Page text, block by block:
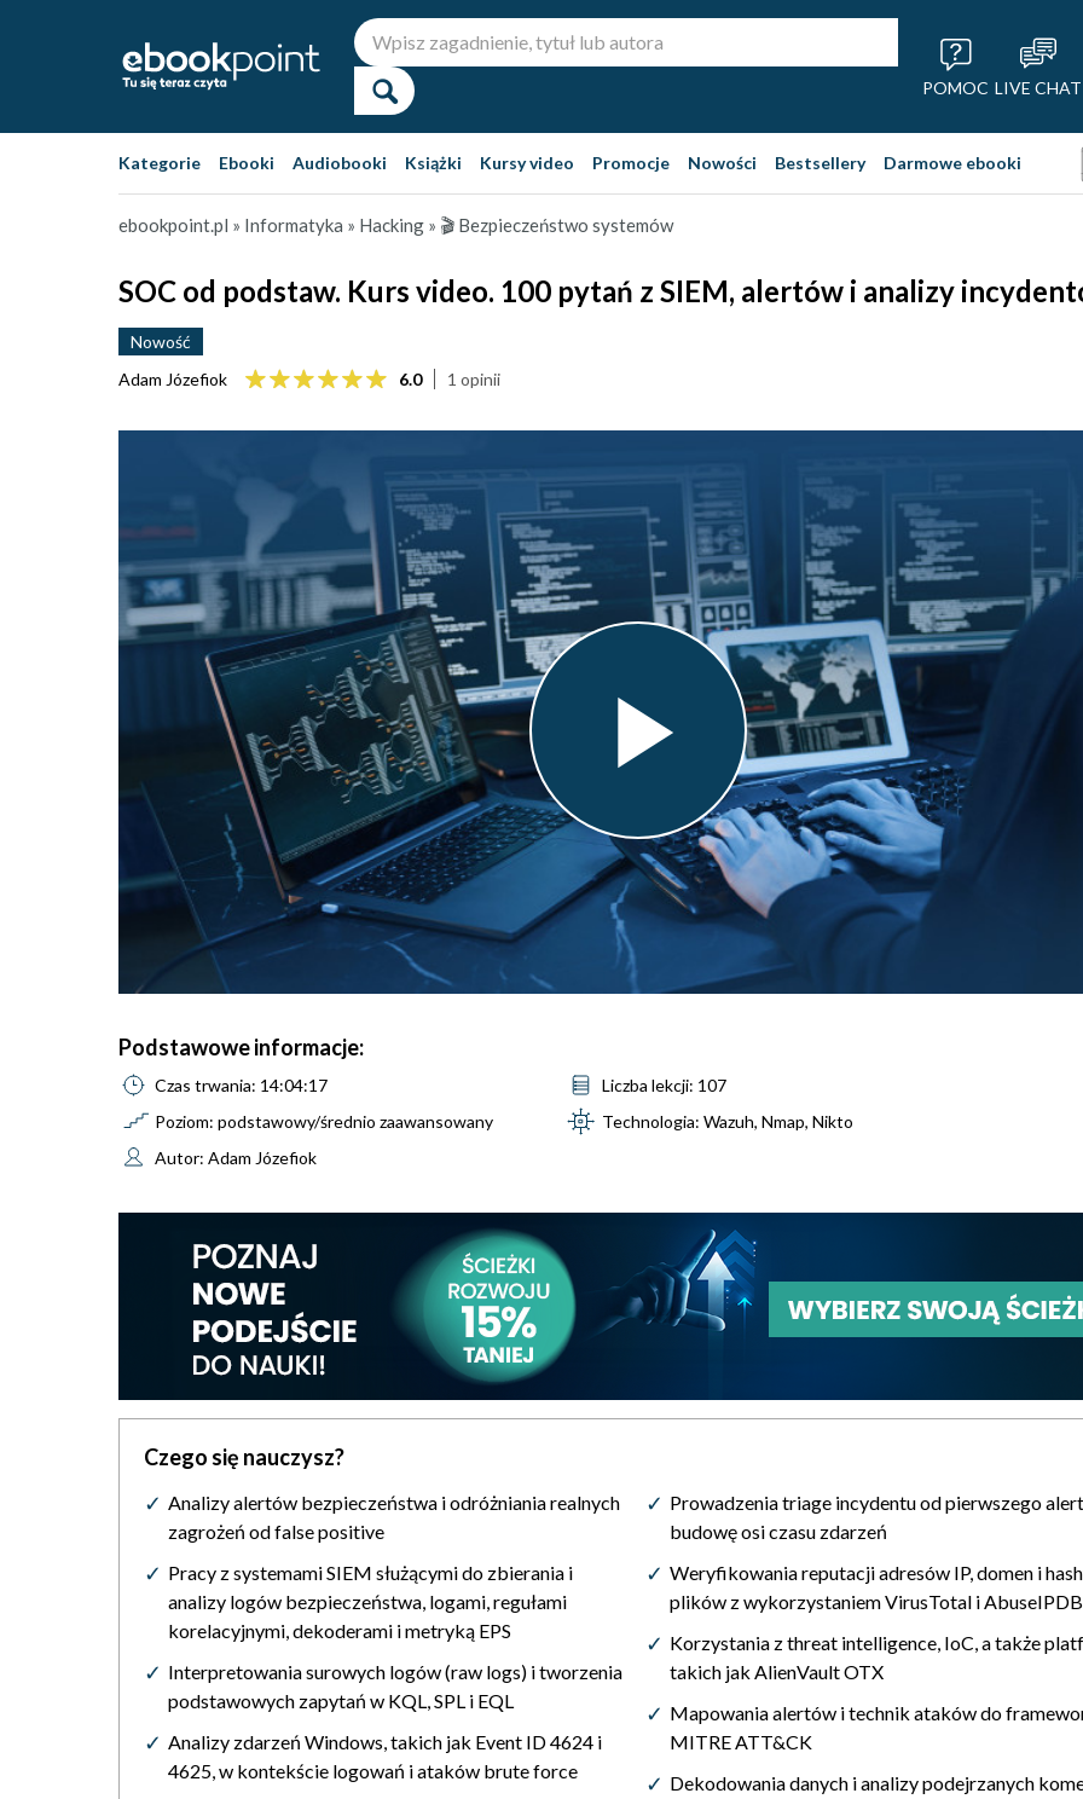
POMOC LIVE CHAT
Kategorie Ebooki Audiobooki Książki Kursy video Promocje Nowości Bestsellery Darmowe ebooki
ebookpoint.pl » Informatyka » Hacking » 🎬 Bezpieczeństwo systemów
SOC od podstaw. Kurs video. 100 pytań z SIEM, alertów i analizy
Nowość
Adam Józefiok
6.0 1 opinii
Play
Video
Podstawowe informacje:
Czas trwania: 14:04:17
Poziom: podstawowy/średnio zaawansowany
Autor: Adam Józefiok
Liczba lekcji: 107
Technologia: Wazuh, Nmap, Nikto
Czego się nauczysz?
Analizy alertów bezpieczeństwa i odróżniania realnych
zagrożeń od false positive
Pracy z systemami SIEM służącymi do zbierania i
analizy logów bezpieczeństwa, logami, regułami
korelacyjnymi, dekoderami i metryką EPS
Interpretowania surowych logów (raw logs) i tworzenia
podstawowych zapytań w KQL, SPL i EQL
Analizy zdarzeń Windows, takich jak Event ID 4624 i
4625, w kontekście logowań i ataków brute force
Prowadzenia triage incydentu od pierwszego
budowę osi czasu zdarzeń
Weryfikowania reputacji adresów IP, domen i
plików z wykorzystaniem VirusTotal i AbuseIPDB
Korzystania z threat intelligence, IoC, a także
takich jak AlienVault OTX
Mapowania alertów i technik ataków do
MITRE ATT&CK
Dekodowania danych i analizy podejrzanych